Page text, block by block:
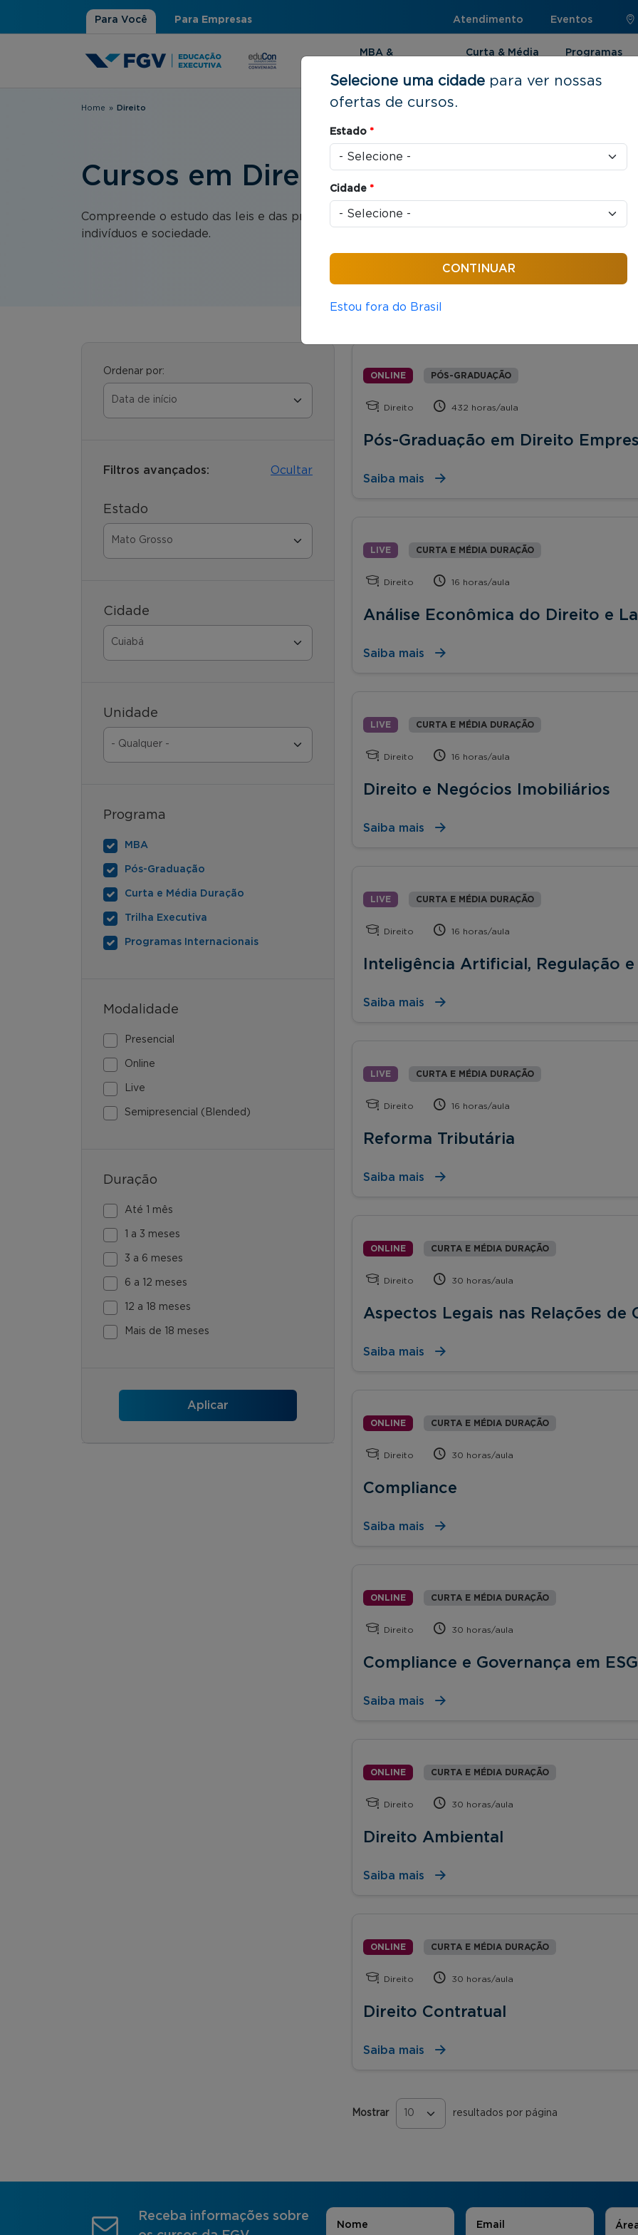
Para Você Para Empresas Atendimento Eventos
MBA &
Curta & Média
Programas
Você está aqui
Home » Direito
Cursos em Direito
Compreende o estudo das leis e das práticas jurídicas que organizam as relações entre
indivíduos e sociedade.
Ordenar por:
Filtros avançados: Ocultar
Estado
Cidade
Unidade
Programa
MBA
Pós-Graduação
Curta e Média Duração
Trilha Executiva
Programas Internacionais
Modalidade
Presencial
Online
Live
Semipresencial (Blended)
Duração
Até 1 mês
1 a 3 meses
3 a 6 meses
6 a 12 meses
12 a 18 meses
Mais de 18 meses
ONLINE PÓS-GRADUAÇÃO
Direito 432 horas/aula
Pós-Graduação em Direito
Saiba mais
LIVE CURTA E MÉDIA DURAÇÃO
Direito 16 horas/aula
Análise Econômica do Direito e
Saiba mais
LIVE CURTA E MÉDIA DURAÇÃO
Direito 16 horas/aula
Direito e Negócios Imobiliários
Saiba mais
LIVE CURTA E MÉDIA DURAÇÃO
Direito 16 horas/aula
Inteligência Artificial, Regulação e
Saiba mais
LIVE CURTA E MÉDIA DURAÇÃO
Direito 16 horas/aula
Reforma Tributária
Saiba mais
ONLINE CURTA E MÉDIA DURAÇÃO
Direito 30 horas/aula
Aspectos Legais nas Relações de
Saiba mais
ONLINE CURTA E MÉDIA DURAÇÃO
Direito 30 horas/aula
Compliance
Saiba mais
ONLINE CURTA E MÉDIA DURAÇÃO
Direito 30 horas/aula
Compliance e Governança em ESG
Saiba mais
ONLINE CURTA E MÉDIA DURAÇÃO
Direito 30 horas/aula
Direito Ambiental
Saiba mais
ONLINE CURTA E MÉDIA DURAÇÃO
Direito 30 horas/aula
Direito Contratual
Saiba mais
Mostrar resultados por página
Páginas
Receba informações sobre
Nome E-mail Áreas
Selecione uma cidade para ver nossas
ofertas de cursos.
Estado *
Cidade *
Estou fora do Brasil